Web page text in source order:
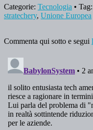
Categorie: Tecnologia • Tag:
stratechery, Unione Europea
Commenta qui sotto e segui